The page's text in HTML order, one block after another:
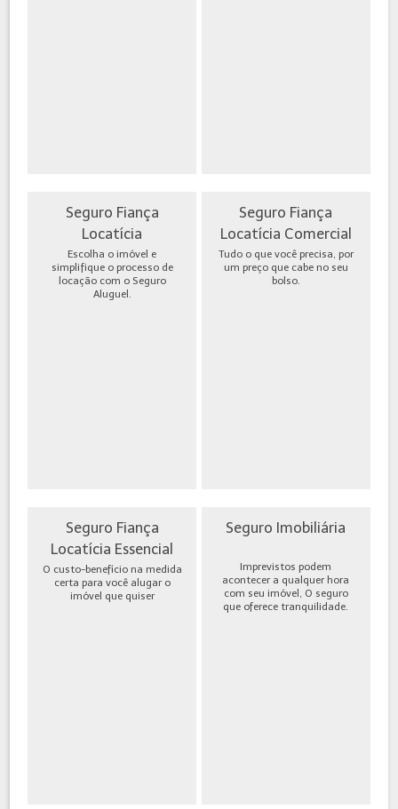
Seguro Fiança
Locatícia
Escolha o imóvel e
simplifique o processo de
locação com o Seguro
Aluguel.
Seguro Fiança
Locatícia Comercial
Tudo o que você precisa, por
um preço que cabe no seu
bolso.
Seguro Fiança
Locatícia Essencial
O custo-benefício na medida
certa para você alugar o
imóvel que quiser
Seguro Imobiliária
Imprevistos podem
acontecer a qualquer hora
com seu imóvel, O seguro
que oferece tranquilidade.